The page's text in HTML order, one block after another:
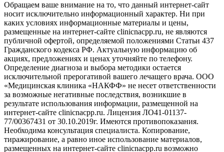
Обращаем ваше внимание на то, что данный интернет-сайт
носит исключительно информационный характер. Ни при
каких условиях информационные материалы и цены,
размещенные на интернет-сайте clinicnacpp.ru, не являются
публичной офертой, определяемой положениями Статьи 437
Гражданского кодекса РФ. Актуальную информацию об
акциях, предложениях и ценах уточняйте по телефону.
Определение диагноза и выбора методики остается
исключительной прерогативой вашего лечащего врача. ООО
«Медицинская клиника «НАКФФ» не несет ответственности
за возможные негативные последствия, возникшие в
результате использования информации, размещенной на
интернет-сайте clinicnacpp.ru. Лицензия ЛО41-01137-
77/00367431 от 30.10.2019г. Имеются противопоказания.
Необходима консультация специалиста. Копирование,
тиражирование, а равно иное использование материалов,
размещенных на интернет-сайте clinicnacpp.ru возможно